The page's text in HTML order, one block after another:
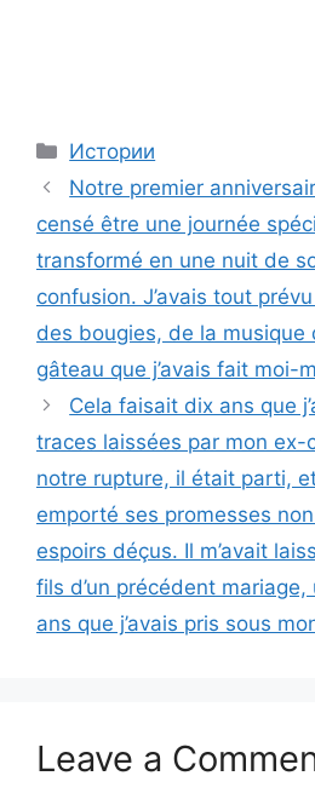
Categories
Истории
Notre premier
censé être une journée
transformé en une nuit de
confusion. J’avais tout
des bougies, de la musique
gâteau que j’avais fait moi-
Cela faisait dix ans que
traces laissées par mon ex-
notre rupture, il était parti,
emporté ses promesses
espoirs déçus. Il m’avait
fils d’un précédent
ans que j’avais pris sous
Leave a